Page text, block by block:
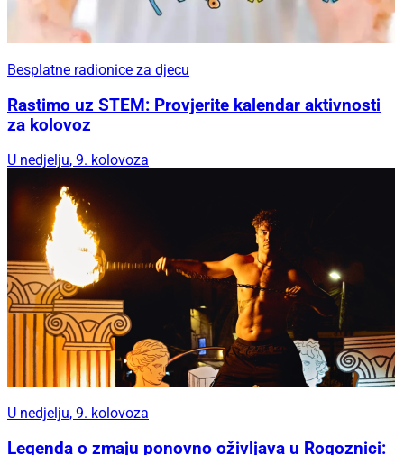
Besplatne radionice za djecu
Rastimo uz STEM: Provjerite kalendar aktivnosti
za kolovoz
U nedjelju, 9. kolovoza
U nedjelju, 9. kolovoza
Legenda o zmaju ponovno oživljava u Rogoznici: